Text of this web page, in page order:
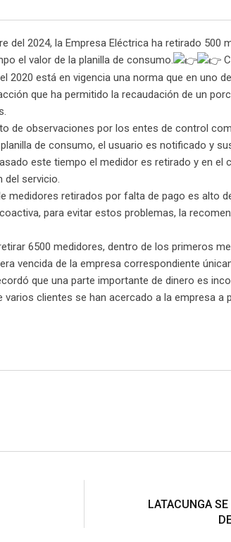
del 2024, la Empresa Eléctrica ha retirado 500
el valor de la planilla de consumo.
2020 está en vigencia una norma que en uno
que ha permitido la recaudación de un
de observaciones por los entes de control
de consumo, el usuario es notificado y
este tiempo el medidor es retirado y en el
del servicio.
medidores retirados por falta de pago es alto
para evitar estos problemas, la
6500 medidores, dentro de los primeros
vencida de la empresa correspondiente
que una parte importante de dinero es
clientes se han acercado a la empresa a
LATACUNGA